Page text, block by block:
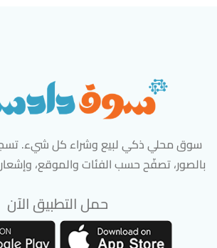
سوق محلي ذكي لبيع وشراء كل شيء. تسجيل
بالصور، تصفّح حسب الفئات والموقع،
حمل التطبيق الآن